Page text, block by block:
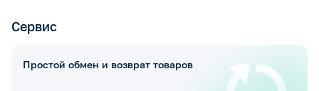
Сервис
Простой обмен и возврат товаров